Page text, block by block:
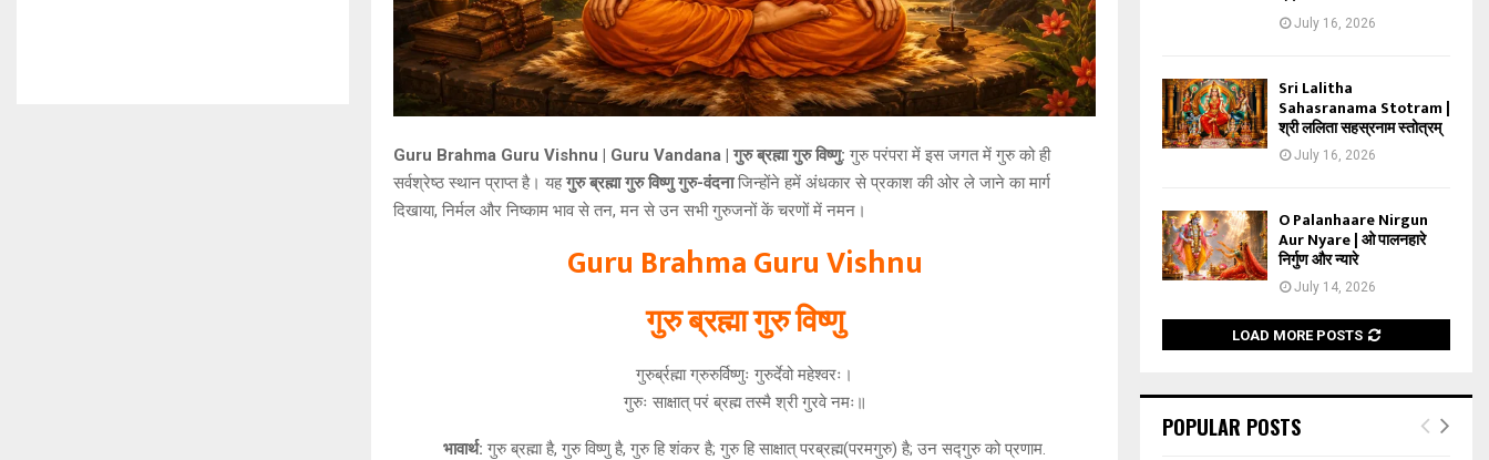
Guru Brahma Guru Vishnu | Guru Vandana | गुरु ब्रह्मा गुरु विष्णु: गुरु परंपरा में इस जगत में गुरु को ही
सर्वश्रेष्ठ स्थान प्राप्त है। यहगुरु ब्रह्मा गुरु विष्णु गुरु-वंदनाजिन्होंने हमें अंधकार से प्रकाश की ओर ले जाने का मार्ग
दिखाया, निर्मल और निष्काम भाव से तन, मन से उन सभी गुरुजनों कें चरणों में नमन।
Guru Brahma Guru Vishnu
गुरु ब्रह्मा गुरु विष्णु
गुरुर्ब्रह्मा ग्रुरुर्विष्णुः गुरुर्देवो महेश्वरः।
गुरुः साक्षात् परं ब्रह्म तस्मै श्री गुरवे नमः॥
भावार्थ: गुरु ब्रह्मा है, गुरु विष्णु है, गुरु हि शंकर है; गुरु हि साक्षात् परब्रह्म(परमगुरु) है; उन सद्गुरु को प्रणाम.
July 16, 2026
Sri Lalitha
Sahasranama Stotram |
श्री ललिता सहस्रनाम स्तोत्रम्
July 16, 2026
O Palanhaare Nirgun
Aur Nyare | ओ पालनहारे
निर्गुण और न्यारे
July 14, 2026
LOAD MORE POSTS
POPULAR POSTS